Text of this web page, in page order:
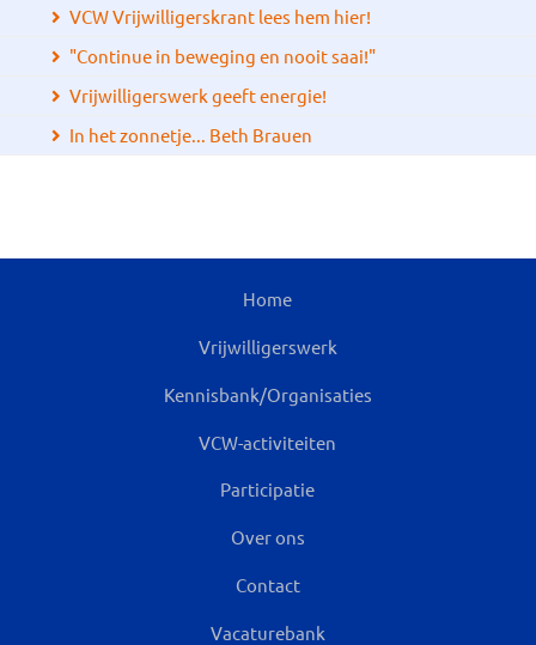
VCW Vrijwilligerskrant lees hem hier!
"Continue in beweging en nooit saai!"
Vrijwilligerswerk geeft energie!
In het zonnetje... Beth Brauen
Home
Vrijwilligerswerk
Kennisbank/Organisaties
VCW-activiteiten
Participatie
Over ons
Contact
Vacaturebank